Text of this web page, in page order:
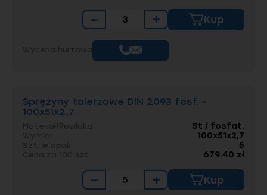
− + Kup
Sprężyny talerzowe DIN 2093 fosf. -
100x51x2,7
St / fosfat.
100x51x2,7
5
679.40 zł
− + Kup